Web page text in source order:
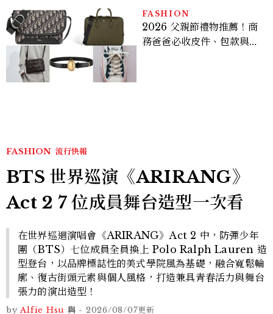
多大？
FASHION
2026 父親節禮物推薦！商
務爸爸必收皮件、包款與鞋
FASHION 流行快報
BTS 世界巡演《ARIRANG》
Act 2 7 位成員舞台造型一次看
在世界巡迴演唱會《ARIRANG》Act 2 中，防彈少年
團（BTS）七位成員全員換上 Polo Ralph Lauren 造
型登台，以品牌標誌性的美式學院風為基礎，融合寬鬆輪
廓、復古街頭元素與個人風格，打造兼具青春活力與舞台
張力的演出造型！
by Alfie Hsu 與 - 2026/08/07更新